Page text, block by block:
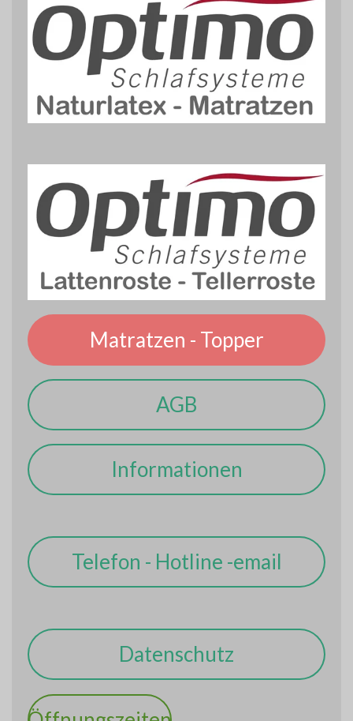
Matratzen - Topper
AGB
Informationen
Telefon - Hotline -email
Datenschutz